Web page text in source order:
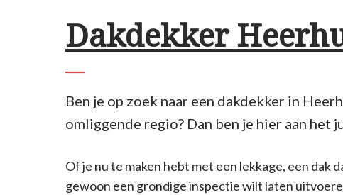
Dakdekker
Ben je op zoek naar een dakdekker in
omliggende regio? Dan ben je hier aan het
Of je nu te maken hebt met een lekkage, een dak
gewoon een grondige inspectie wilt laten